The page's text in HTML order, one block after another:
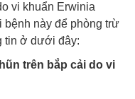
vi khuẩn Erwinia
này để phòng trừ
tin ở dưới đây:
trên bắp cải do vi